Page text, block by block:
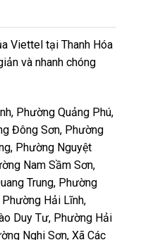
Viettel tại Thanh Hóa
và nhanh chóng
Phường Quảng Phú,
Đông Sơn, Phường
Phường Nguyệt
Nam Sầm Sơn,
Trung, Phường
Phường Hải Lĩnh,
Duy Tư, Phường Hải
Nghi Sơn, Xã Các